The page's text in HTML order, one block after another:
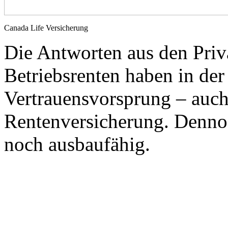
Canada Life Versicherung
Die Antworten aus den
Betriebsrenten haben in
Vertrauensvorsprung –
Rentenversicherung.
noch ausbaufähig.